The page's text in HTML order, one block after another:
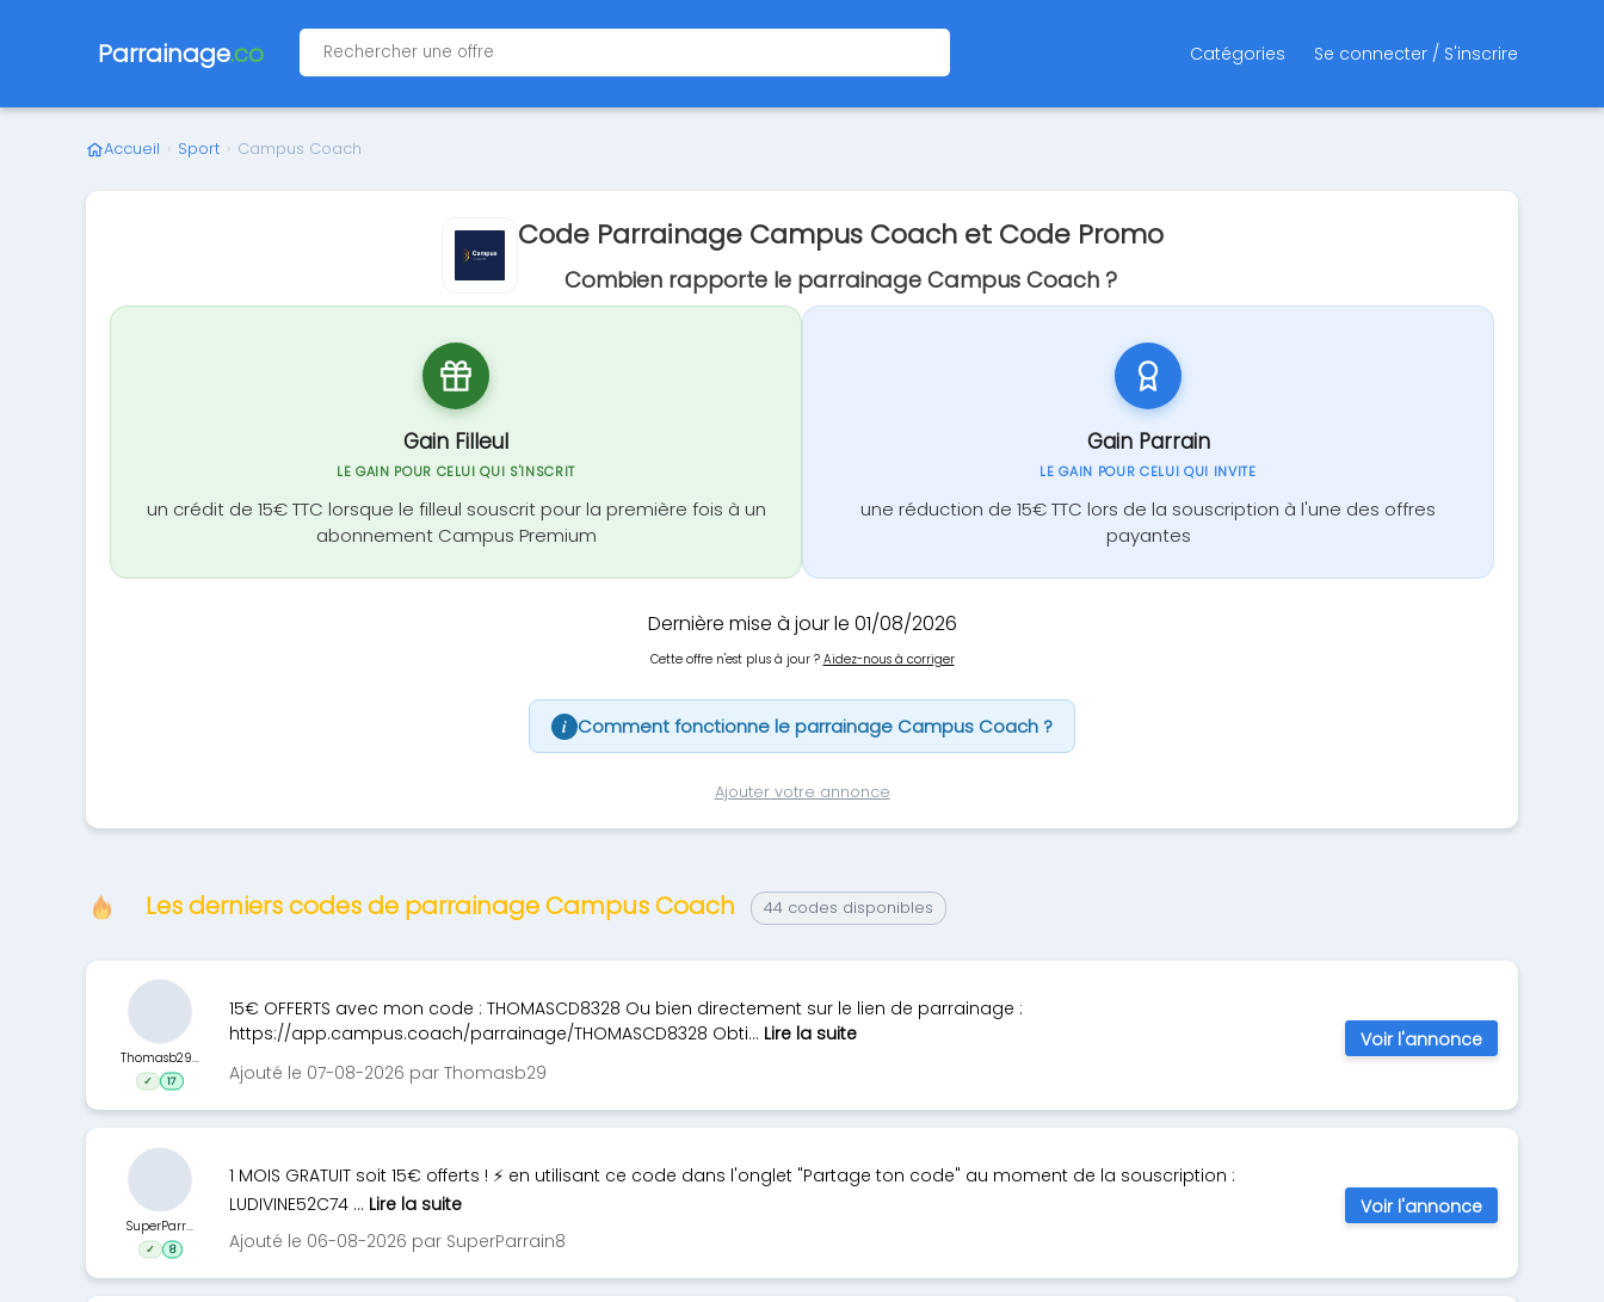
Parrainage.co Catégories Se connecter / S'inscrire
Accueil › Sport › Campus Coach
Code Parrainage Campus Coach et Code Promo
Combien rapporte le parrainage Campus Coach ?
Gain Filleul
LE GAIN POUR CELUI QUI S'INSCRIT
un crédit de 15€ TTC lorsque le filleul souscrit pour la première fois à un
abonnement Campus Premium
Gain Parrain
LE GAIN POUR CELUI QUI INVITE
une réduction de 15€ TTC lors de la souscription à l'une des offres
payantes
Dernière mise à jour le 01/08/2026
Cette offre n'est plus à jour ? Aidez-nous à corriger
i Comment fonctionne le parrainage Campus Coach ?
Ajouter votre annonce
Les derniers codes de parrainage Campus Coach 44 codes disponibles
15€ OFFERTS avec mon code : THOMASCD8328 Ou bien directement sur le lien de parrainage :
https://app.campus.coach/parrainage/THOMASCD8328 Obti... Lire la suite
Ajouté le 07-08-2026 par Thomasb29
Thomasb29...
✓ 17
Voir l'annonce
1 MOIS GRATUIT soit 15€ offerts ! ⚡️ en utilisant ce code dans l'onglet "Partage ton code" au moment de la souscription :
LUDIVINE52C74 ... Lire la suite
Ajouté le 06-08-2026 par SuperParrain8
SuperParr...
✓ 8
Voir l'annonce